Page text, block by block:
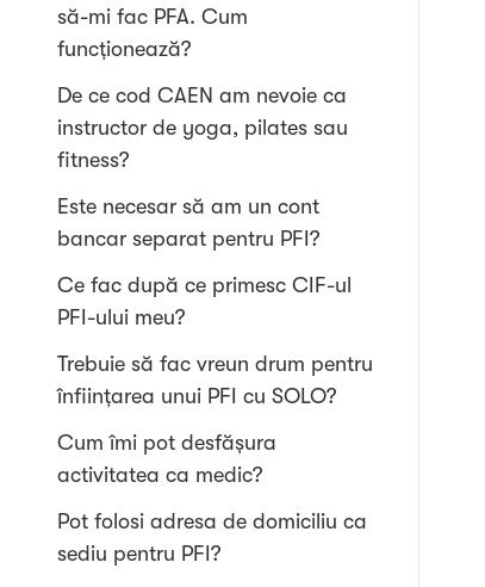
să-mi fac PFA. Cum
funcționează?
De ce cod CAEN am nevoie ca
instructor de yoga, pilates sau
fitness?
Este necesar să am un cont
bancar separat pentru PFI?
Ce fac după ce primesc CIF-ul
PFI-ului meu?
Trebuie să fac vreun drum pentru
înființarea unui PFI cu SOLO?
Cum îmi pot desfășura
activitatea ca medic?
Pot folosi adresa de domiciliu ca
sediu pentru PFI?